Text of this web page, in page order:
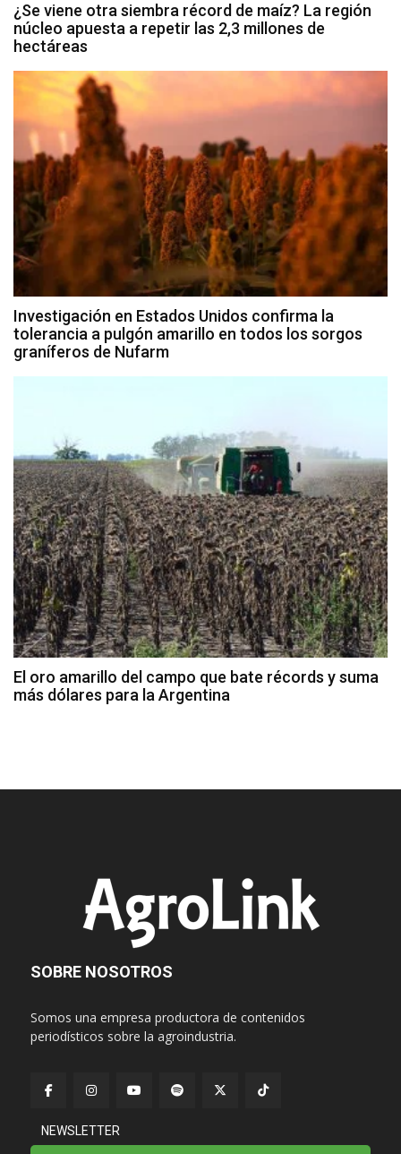
¿Se viene otra siembra récord de maíz? La región
núcleo apuesta a repetir las 2,3 millones de
hectáreas
Investigación en Estados Unidos confirma la
tolerancia a pulgón amarillo en todos los sorgos
graníferos de Nufarm
El oro amarillo del campo que bate récords y suma
más dólares para la Argentina
SOBRE NOSOTROS
Somos una empresa productora de contenidos
periodísticos sobre la agroindustria.
NEWSLETTER